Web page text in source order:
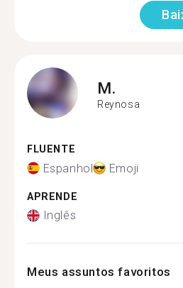
M.
Reynosa
FLUENTE
Espanhol Emoji
APRENDE
Inglês
Meus assuntos favoritos